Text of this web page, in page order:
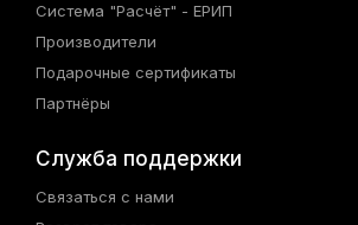
Система "Расчёт" - ЕРИП
Производители
Подарочные сертификаты
Партнёры
Служба поддержки
Связаться с нами